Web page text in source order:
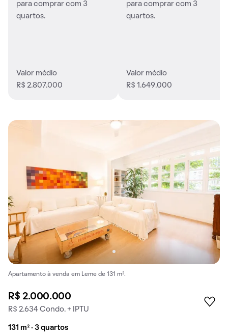
para comprar com 3
quartos.
Valor médio
R$ 2.807.000
para comprar com 3
quartos.
Valor médio
R$ 1.649.000
Apartamento à venda em Leme de 131 m².
R$ 2.000.000
R$ 2.634 Condo. + IPTU
131 m² · 3 quartos